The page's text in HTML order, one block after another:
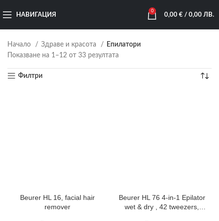
НАВИГАЦИЯ
0
0,00 € / 0,00 ЛВ.
Начало Здраве и красота
Епилатори
Показване на 1–12 от 33 резултата
Филтри
Beurer HL 16, facial hair
remover
Beurer HL 76 4-in-1 Epilator
wet & dry , 42 tweezers,